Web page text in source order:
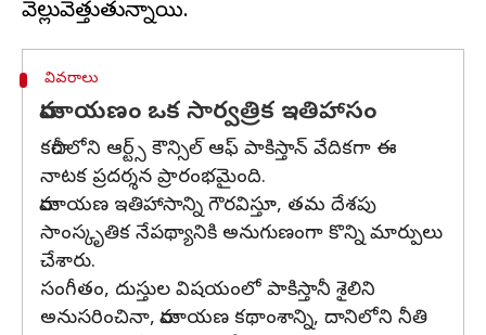
వివరాలు
రామాయణం ఒక సార్వత్రిక ఇతిహాసం
కరాచీలోని ఆర్ట్స్ కౌన్సిల్ ఆఫ్ పాకిస్తాన్ వేదికగా ఈ
నాటక ప్రదర్శన ప్రారంభమైంది.
రామాయణ ఇతిహాసాన్ని గౌరవిస్తూ, తమ దేశపు
సాంస్కృతిక నేపథ్యానికి అనుగుణంగా కొన్ని మార్పులు
చేశారు.
సంగీతం, దుస్తుల విషయంలో పాకిస్తానీ శైలిని
అనుసరించినా, రామాయణ కథాంశాన్ని, దానిలోని నీతి